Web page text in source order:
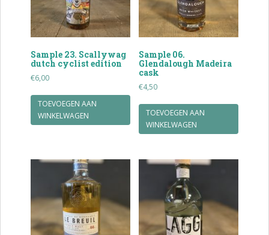
Sample 23. Scallywag
dutch cyclist edition
€6,00
TOEVOEGEN AAN
WINKELWAGEN
Sample 06.
Glendalough Madeira
cask
€4,50
TOEVOEGEN AAN
WINKELWAGEN